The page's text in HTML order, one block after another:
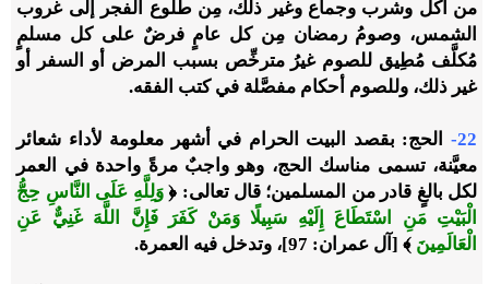
من أكل وشرب وجماع وغير ذلك، مِن طلوع الفجر إلى غروب
الشمس، وصومُ رمضان مِن كل عامٍ فرضٌ على كل مسلمٍ
مُكلَّف مُطِيق للصوم غيرُ مترخِّص بسبب المرض أو السفر أو
غير ذلك، وللصوم أحكام مفصَّلة في كتب الفقه.
22-
الحج: بقصد البيت الحرام في أشهر معلومة لأداء شعائر
معيَّنة، تسمى مناسك الحج، وهو واجبٌ مرةً واحدة في العمر
لكل بالغٍ قادر من المسلمين؛ قال تعالى: ﴿وَلِلَّهِ عَلَى النَّاسِ حِجُّ
الْبَيْتِ مَنِ اسْتَطَاعَ إِلَيْهِ سَبِيلًا وَمَنْ كَفَرَ فَإِنَّ اللَّهَ غَنِيٌّ عَنِ
الْعَالَمِينَ ﴾ [آل عمران: 97]، وتدخل فيه العمرة.